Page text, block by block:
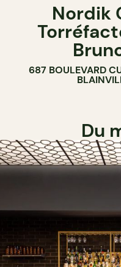
Nordik
687 BOULEVARD
Du